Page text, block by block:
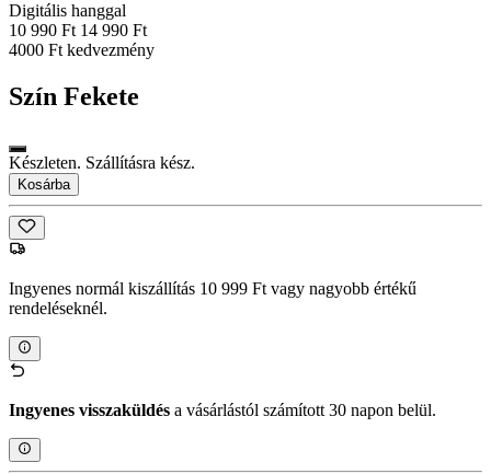
Digitális hanggal
10 990 Ft 14 990 Ft
4000 Ft kedvezmény
Szín Fekete
Készleten. Szállításra kész.
Kosárba
Ingyenes normál kiszállítás 10 999 Ft vagy nagyobb értékű
rendeléseknél.
Ingyenes visszaküldés a vásárlástól számított 30 napon belül.